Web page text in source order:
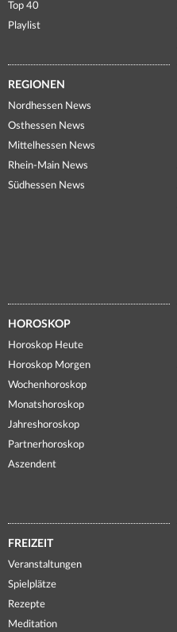
Top 40
Playlist
REGIONEN
Nordhessen News
Osthessen News
Mittelhessen News
Rhein-Main News
Südhessen News
HOROSKOP
Horoskop Heute
Horoskop Morgen
Wochenhoroskop
Monatshoroskop
Jahreshoroskop
Partnerhoroskop
Aszendent
FREIZEIT
Veranstaltungen
Spielplätze
Rezepte
Meditation